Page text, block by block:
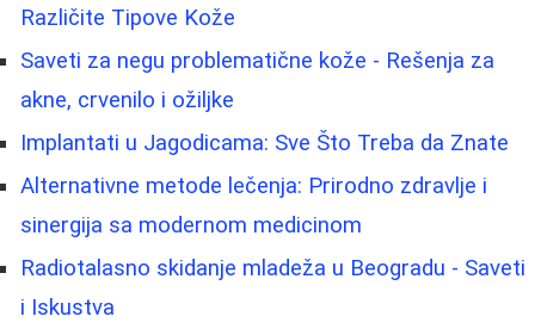
Različite Tipove Kože
Saveti za negu problematične kože - Rešenja za
akne, crvenilo i ožiljke
Implantati u Jagodicama: Sve Što Treba da Znate
Alternativne metode lečenja: Prirodno zdravlje i
sinergija sa modernom medicinom
Radiotalasno skidanje mladeža u Beogradu - Saveti
i Iskustva